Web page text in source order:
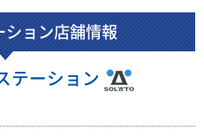
ョン店舗情報
テーション